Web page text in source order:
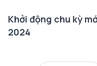
Khởi động chu kỳ
2024